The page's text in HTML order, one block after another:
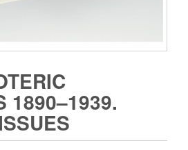
1890–1939.